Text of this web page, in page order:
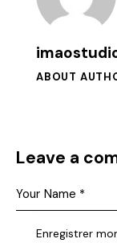
ABOUT
Leave a
Enregistrer